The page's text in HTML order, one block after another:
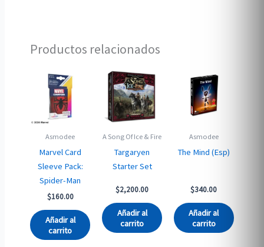
Productos relacionados
Asmodee
Marvel Card
Sleeve Pack:
Spider-Man
$160.00
Añadir al
carrito
A Song Of Ice & Fire
Targaryen
Starter Set
$2,200.00
Añadir al
carrito
Asmodee
The Mind (Esp)
$340.00
Añadir al
carrito